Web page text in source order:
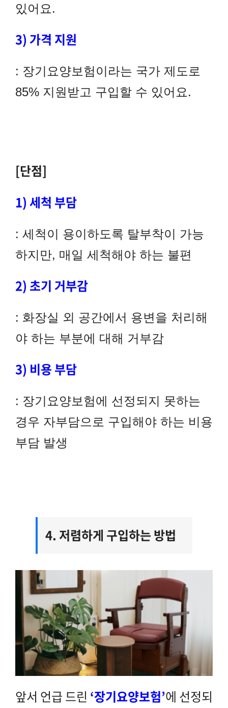
있어요.
3) 가격 지원
: 장기요양보험이라는 국가 제도로
85% 지원받고 구입할 수 있어요.
[단점]
1) 세척 부담
: 세척이 용이하도록 탈부착이 가능
하지만, 매일 세척해야 하는 불편
2) 초기 거부감
: 화장실 외 공간에서 용변을 처리해
야 하는 부분에 대해 거부감
3) 비용 부담
: 장기요양보험에 선정되지 못하는
경우 자부담으로 구입해야 하는 비용
부담 발생
4. 저렴하게 구입하는 방법
앞서 언급 드린 ‘장기요양보험’에 선정되